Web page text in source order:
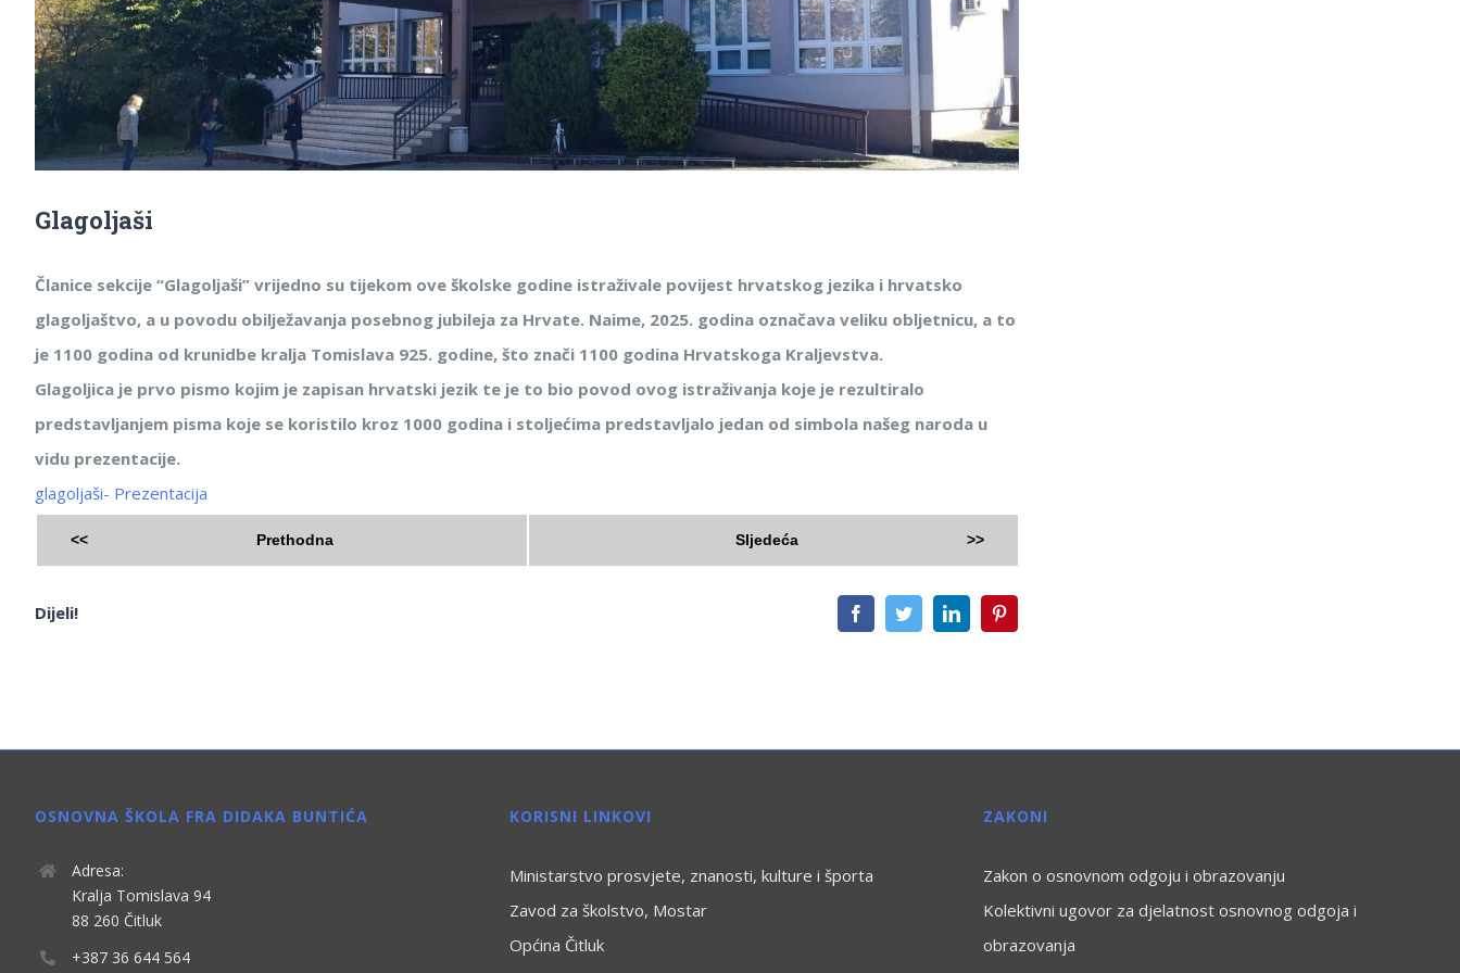
Glagoljaši
Članice sekcije “Glagoljaši” vrijedno su tijekom ove školske godine istraživale povijest hrvatskog jezika i hrvatsko
glagoljaštvo, a u povodu obilježavanja posebnog jubileja za Hrvate. Naime, 2025. godina označava veliku obljetnicu, a to
je 1100 godina od krunidbe kralja Tomislava 925. godine, što znači 1100 godina Hrvatskoga Kraljevstva.
Glagoljica je prvo pismo kojim je zapisan hrvatski jezik te je to bio povod ovog istraživanja koje je rezultiralo
predstavljanjem pisma koje se koristilo kroz 1000 godina i stoljećima predstavljalo jedan od simbola našeg naroda u
vidu prezentacije.
glagoljaši- Prezentacija
<< Prethodna Sljedeća >>
Dijeli! FacebookTwitterLinkedIn
OSNOVNA ŠKOLA FRA DIDAKA BUNTIĆA
Adresa:
Kralja Tomislava 94
88 260 Čitluk
+387 36 644 564
KORISNI LINKOVI
Ministarstvo prosvjete, znanosti, kulture i športa
Zavod za školstvo, Mostar
Općina Čitluk
ZAKONI
Zakon o osnovnom odgoju i obrazovanju
Kolektivni ugovor za djelatnost osnovnog odgoja i
obrazovanja